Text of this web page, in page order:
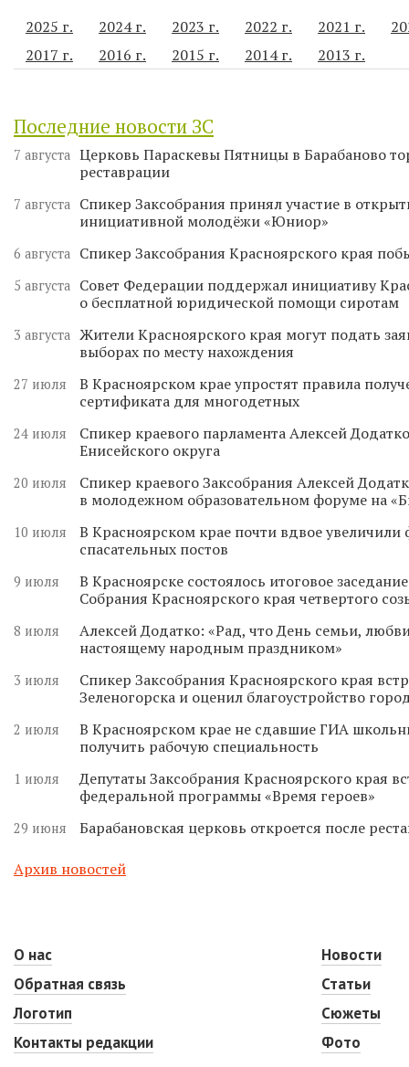
2025 г. 2024 г. 2023 г. 2022 г. 2021 г.
2017 г.
2016 г. 2015 г. 2014 г. 2013 г.
Последние новости ЗС
7 августа Церковь Параскевы Пятницы в Барабаново
реставрации
7 августа
Спикер Заксобрания принял участие в
инициативной молодёжи «Юниор»
6 августа Спикер Заксобрания Красноярского края
5 августа
Совет Федерации поддержал инициативу
о бесплатной юридической помощи сиротам
3 августа Жители Красноярского края могут подать
выборах по месту нахождения
27 июля
В Красноярском крае упростят правила
сертификата для многодетных
24 июля
Спикер краевого парламента Алексей
Енисейского округа
20 июля
Спикер краевого Заксобрания Алексей
в молодежном образовательном форуме на
10 июля
В Красноярском крае почти вдвое
спасательных постов
9 июля
В Красноярске состоялось итоговое
Собрания Красноярского края четвертого
8 июля
Алексей Додатко: «Рад, что День семьи,
настоящему народным праздником»
3 июля
Спикер Заксобрания Красноярского края
Зеленогорска и оценил благоустройство
2 июля
В Красноярском крае не сдавшие ГИА
получить рабочую специальность
1 июля
Депутаты Заксобрания Красноярского края
федеральной программы «Время героев»
29 июня Барабановская церковь откроется после
Архив новостей
О нас
Обратная связь
Логотип
Контакты редакции
Новости
Статьи
Сюжеты
Фото